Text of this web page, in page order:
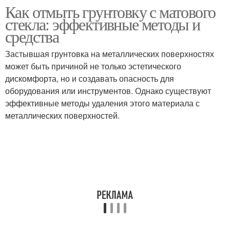
повреждения
Стекло к удалению
Матовые стеколы
Как отмыть грунтовку с матового
стекла: эффективные методы и
средства
Застывшая грунтовка на металлических поверхностях
может быть причиной не только эстетического
дискомфорта, но и создавать опасность для
оборудования или инструментов. Однако существуют
эффективные методы удаления этого материала с
металлических поверхностей.